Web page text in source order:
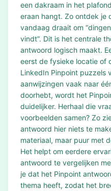
een dakraam in het
eraan hangt. Zo ontdek je
vandaag draait om
vindt”. Dit is het centrale
antwoord logisch maakt.
eerst de fysieke locatie of
LinkedIn Pinpoint puzzels
aanwijzingen vaak naar
doorhebt, wordt het
duidelijker. Herhaal die
voorbeelden samen? Zo
antwoord hier niets te
materiaal, maar puur met
Het helpt om eerdere
antwoord te vergelijken
je dat het Pinpoint
thema heeft, zodat het